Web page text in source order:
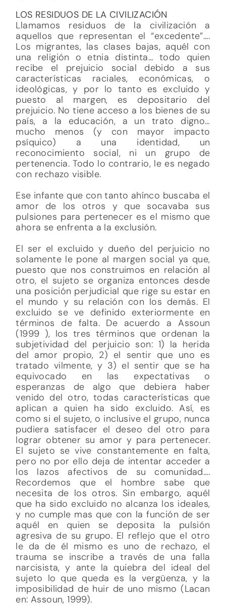
LOS RESIDUOS DE LA CIVILIZACIÓN
Llamamos residuos de la civilización a
aquellos que representan el “excedente”….
Los migrantes, las clases bajas, aquél con
una religión o etnia distinta… todo quien
recibe el prejuicio social debido a sus
características raciales, económicas, o
ideológicas, y por lo tanto es excluido y
puesto al margen, es depositario del
prejuicio. No tiene acceso a los bienes de su
país, a la educación, a un trato digno…
mucho menos (y con mayor impacto
psíquico) a una identidad, un
reconocimiento social, ni un grupo de
pertenencia. Todo lo contrario, le es negado
con rechazo visible.
Ese infante que con tanto ahínco buscaba el
amor de los otros y que socavaba sus
pulsiones para pertenecer es el mismo que
ahora se enfrenta a la exclusión.
El ser el excluido y dueño del perjuicio no
solamente le pone al margen social ya que,
puesto que nos construimos en relación al
otro, el sujeto se organiza entonces desde
una posición perjudicial que rige su estar en
el mundo y su relación con los demás. El
excluido se ve definido exteriormente en
términos de falta. De acuerdo a Assoun
(1999 ), los tres términos que ordenan la
subjetividad del perjuicio son: 1) la herida
del amor propio, 2) el sentir que uno es
tratado vilmente, y 3) el sentir que se ha
equivocado en las expectativas o
esperanzas de algo que debiera haber
venido del otro, todas características que
aplican a quien ha sido excluido. Así, es
como si el sujeto, o inclusive el grupo, nunca
pudiera satisfacer el deseo del otro para
lograr obtener su amor y para pertenecer.
El sujeto se vive constantemente en falta,
pero no por ello deja de intentar acceder a
los lazos afectivos de su comunidad….
Recordemos que el hombre sabe que
necesita de los otros. Sin embargo, aquél
que ha sido excluido no alcanza los ideales,
y no cumple mas que con la función de ser
aquél en quien se deposita la pulsión
agresiva de su grupo. El reflejo que el otro
le da de él mismo es uno de rechazo, el
trauma se inscribe a través de una falla
narcisista, y ante la quiebra del ideal del
sujeto lo que queda es la vergüenza, y la
imposibilidad de huir de uno mismo (Lacan
en: Assoun, 1999).